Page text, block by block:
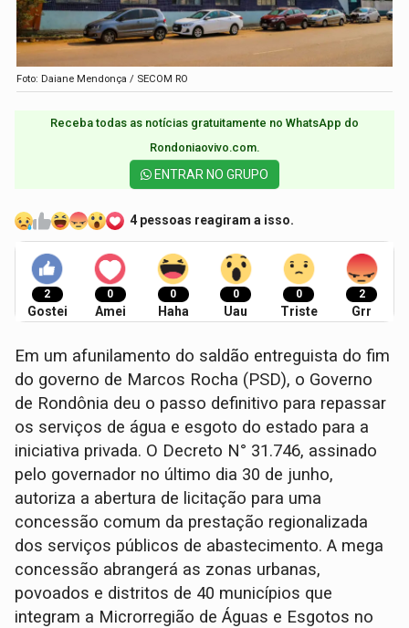
Foto: Daiane Mendonça / SECOM RO
Receba todas as notícias gratuitamente no WhatsApp do
Rondoniaovivo.com.​
ENTRAR NO GRUPO
4 pessoas reagiram a isso.
2
Gostei
0
Amei
0
Haha
0
Uau
0
Triste
2
Grr
Em um afunilamento do saldão entreguista do fim
do governo de Marcos Rocha (PSD), o Governo
de Rondônia deu o passo definitivo para repassar
os serviços de água e esgoto do estado para a
iniciativa privada. O Decreto N° 31.746, assinado
pelo governador no último dia 30 de junho,
autoriza a abertura de licitação para uma
concessão comum da prestação regionalizada
dos serviços públicos de abastecimento. A mega
concessão abrangerá as zonas urbanas,
povoados e distritos de 40 municípios que
integram a Microrregião de Águas e Esgotos no